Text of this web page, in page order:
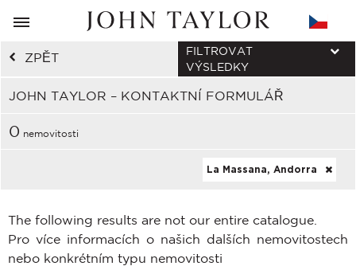
ZPĚT
JOHN TAYLOR – KONTAKTNÍ FORMULÁŘ
FILTROVAT
VÝSLEDKY
0 nemovitosti
La Massana, Andorra
The following results are not our entire catalogue.
Pro více informacích o našich dalších nemovitostech
nebo konkrétním typu nemovitosti